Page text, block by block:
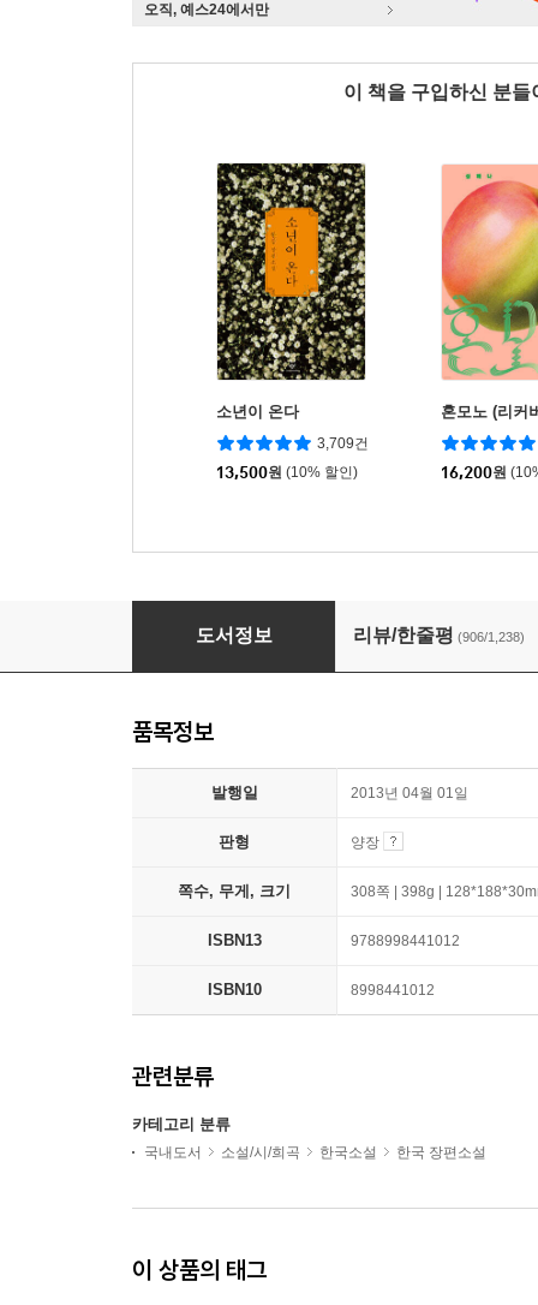
오직, 예스24에서만
이 책을 구입하신 분
소년이 온다
3,709건
13,500원 (10% 할인)
혼모노 (리커
16,200원
도서정보 리뷰/한줄평 (906/1,238)
품목정보
발행일 2013년 04월 01일
판형 양장
쪽수, 무게, 크기 308쪽 | 398g |
ISBN13 9788998441012
ISBN10 8998441012
관련분류
카테고리 분류
국내도서 소설/시/희곡 한국소설 한국 장편소설
이 상품의 태그